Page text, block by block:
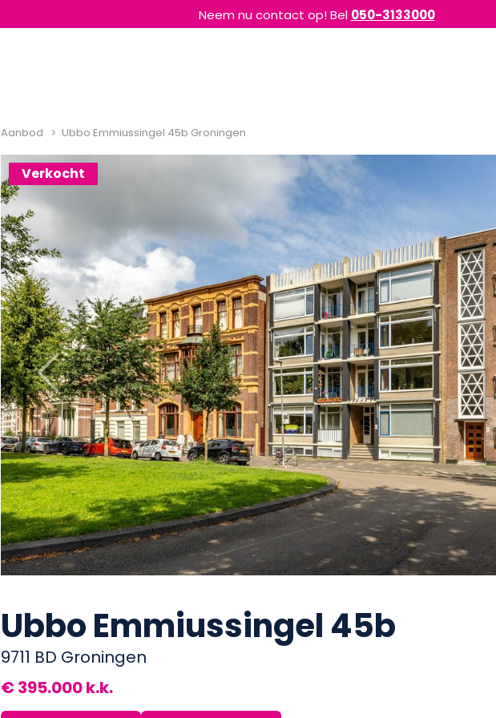
Neem nu contact op! Bel 050-3133000
Aanbod Ubbo Emmiussingel 45b Groningen
Verkocht
Previous
Ubbo Emmiussingel 45b
9711 BD Groningen
€ 395.000 k.k.